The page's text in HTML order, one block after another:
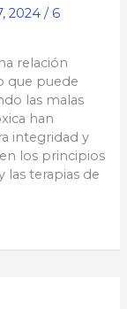
2024/ 6
relación
que puede
las malas
han
integridad y
los principios
las terapias de